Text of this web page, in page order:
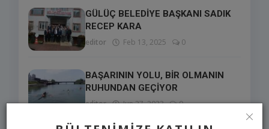
GÜLÜÇ BELEDİYE BAŞKANI SADIK
RECEP KARA
editor Feb 13, 2025 0
BAŞARININ YOLU, BİR OLMANIN
RUHUNDAN GEÇİYOR
editor Jun 27, 2023 0